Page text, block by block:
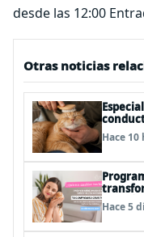
desde las 12:00
Otras noticias
Hace 10
Hace 5